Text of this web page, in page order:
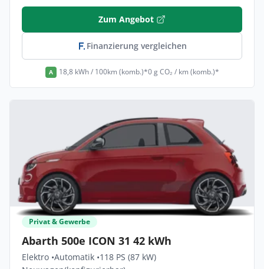
Zum Angebot
Finanzierung vergleichen
A 18,8 kWh / 100km (komb.)*0 g CO₂ / km (komb.)*
Privat & Gewerbe
Abarth 500e ICON 31 42 kWh
Elektro •Automatik •118 PS (87 kW)